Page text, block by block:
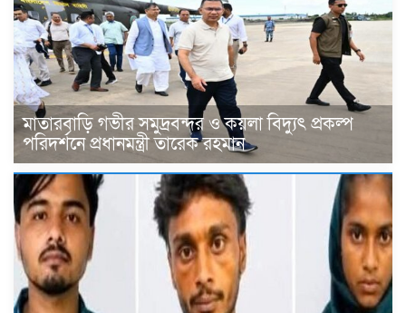
মাতারবাড়ি গভীর সমুদ্রবন্দর ও কয়লা বিদ্যুৎ প্রকল্প
পরিদর্শনে প্রধানমন্ত্রী তারেক রহমান